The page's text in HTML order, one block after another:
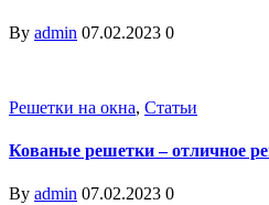
By admin 07.02.2023 0
Решетки на окна, Статьи
Кованые решетки – отличное
By admin 07.02.2023 0